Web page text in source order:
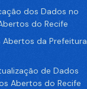
dos Dados no
do Recife
da Prefeitura
de Dados
Abertos do Recife